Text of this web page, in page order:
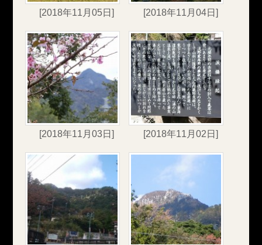
[2018年11月05日] [2018年11月04日]
[2018年11月03日] [2018年11月02日]